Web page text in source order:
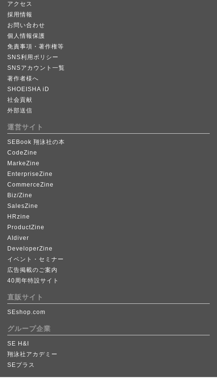
アクセス
採用情報
お問い合わせ
個人情報保護
免責事項・著作権等
SNS利用ポリシー
SNSアカウント一覧
著作者様へ
SHOEISHA iD
社会貢献
外部送信
運営サイト
SEBook 翔泳社の本
CodeZine
MarkeZine
EnterpriseZine
CommerceZine
Biz/Zine
SalesZine
HRzine
ProductZine
AIdiver
DeveloperZine
イベント・セミナー
広告掲載のご案内
40周年特設サイト
直販サイト
SEshop.com
グループ企業
SE H&I
翔泳社アカデミー
SEプラス